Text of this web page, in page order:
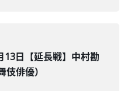
13日【延長戦】中村勘
伎俳優）